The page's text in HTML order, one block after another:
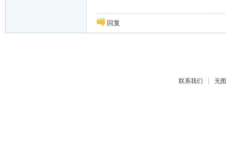
回复
联系我们 | 无